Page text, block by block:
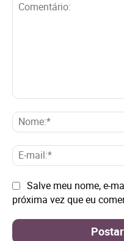
Site: Salve meu nome, e-
próxima vez que eu